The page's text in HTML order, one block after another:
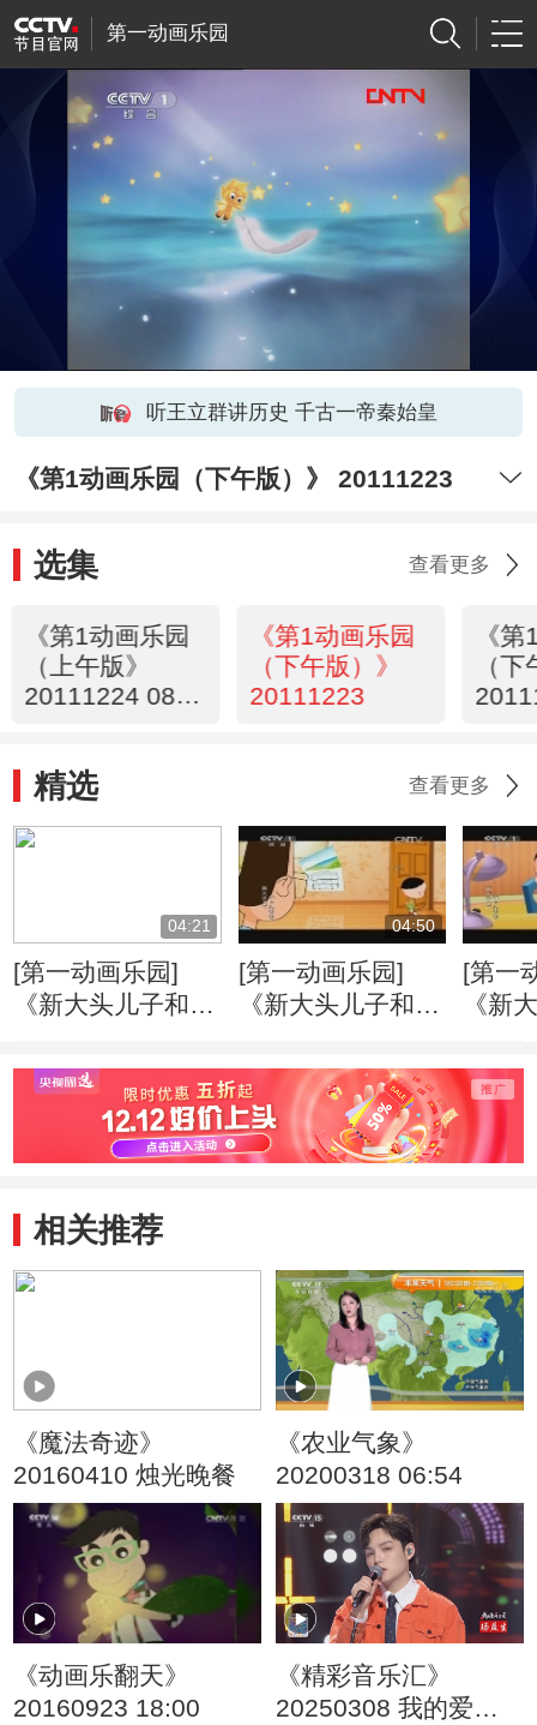
第一动画乐园
听王立群讲历史 千古一帝秦始皇
《第1动画乐园（下午版）》 20111223
选集 查看更多
《第1动画乐园
（上午版》
20111224 08：
《第1动画乐园
（下午版）》
20111223
《
（
精选 查看更多
04:21
[第一动画乐园]
《新大头儿子和小
季） 好朋友
04:50
[第一动画乐园]
《新大头儿子和小
季） 戴眼镜的大
头儿子
[第一
《新
季）
旧玩具
相关推荐
《魔法奇迹》
20160410 烛光晚餐
《农业气象》
20200318 06:54
《动画乐翻天》
20160923 18:00
《精彩音乐汇》
20250308 我的爱对